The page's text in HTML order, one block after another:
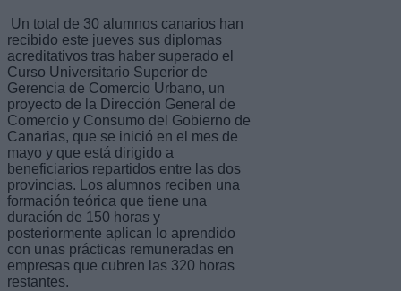
Un total de 30 alumnos canarios han
recibido este jueves sus diplomas
acreditativos tras haber superado el
Curso Universitario Superior de
Gerencia de Comercio Urbano, un
proyecto de la Dirección General de
Comercio y Consumo del Gobierno de
Canarias, que se inició en el mes de
mayo y que está dirigido a
beneficiarios repartidos entre las dos
provincias. Los alumnos reciben una
formación teórica que tiene una
duración de 150 horas y
posteriormente aplican lo aprendido
con unas prácticas remuneradas en
empresas que cubren las 320 horas
restantes.